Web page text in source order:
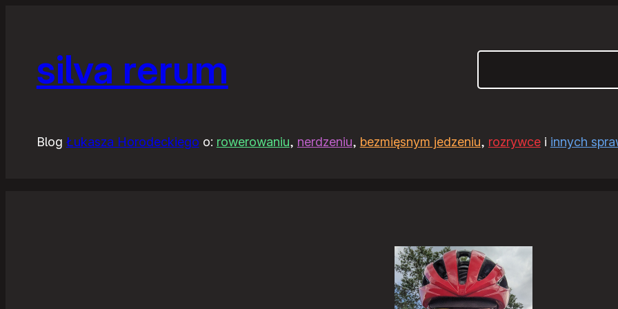
silva rerum
Blog Łukasza Horodeckiego o: rowerowaniu, nerdzeniu, bezmięsnym jedzeniu, rozrywcei innych